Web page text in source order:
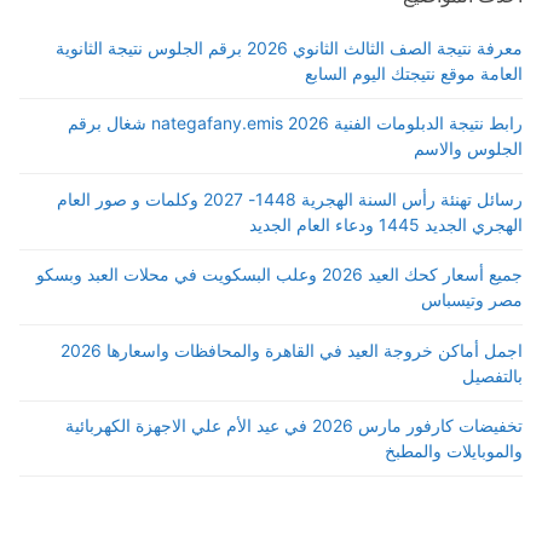
معرفة نتيجة الصف الثالث الثانوي 2026 برقم الجلوس نتيجة الثانوية
العامة موقع نتيجتك اليوم السابع
رابط نتيجة الدبلومات الفنية 2026 nategafany.emis شغال برقم
الجلوس والاسم
رسائل تهنئة رأس السنة الهجرية 1448- 2027 وكلمات و صور العام
الهجري الجديد 1445 ودعاء العام الجديد
جميع أسعار كحك العيد 2026 وعلب البسكويت في محلات العبد وبسكو
مصر وتيسباس
اجمل أماكن خروجة العيد في القاهرة والمحافظات واسعارها 2026
بالتفصيل
تخفيضات كارفور مارس 2026 في عيد الأم علي الاجهزة الكهربائية
والموبايلات والمطبخ